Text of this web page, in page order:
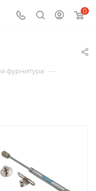
0
фурнитура —